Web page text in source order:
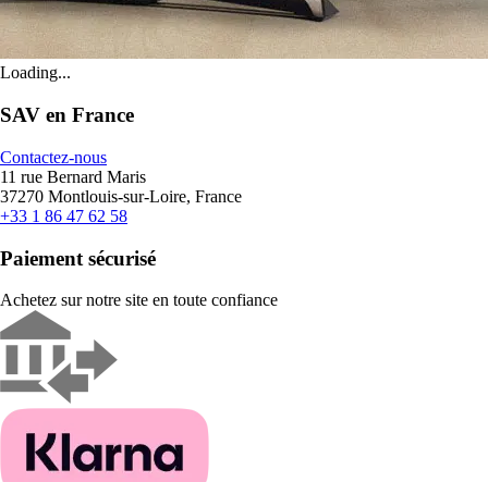
Loading...
SAV en France
Contactez-nous
11 rue Bernard Maris
37270 Montlouis-sur-Loire, France
+33 1 86 47 62 58
Paiement sécurisé
Achetez sur notre site en toute confiance